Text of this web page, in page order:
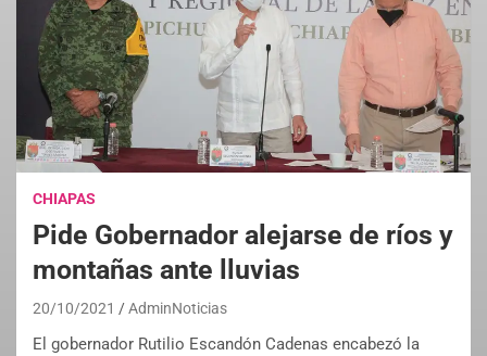
CHIAPAS
Pide Gobernador alejarse de ríos y
montañas ante lluvias
20/10/2021 AdminNoticias
El gobernador Rutilio Escandón Cadenas encabezó la